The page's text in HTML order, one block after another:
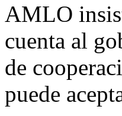
AMLO
cuenta al
de
puede